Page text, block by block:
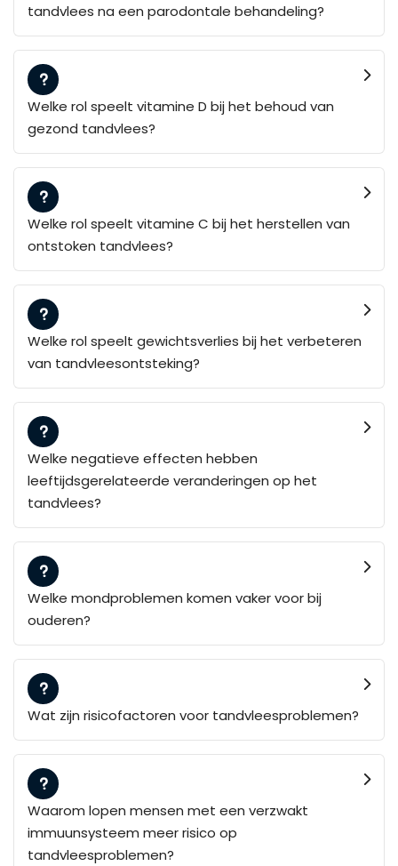
tandvlees na een parodontale behandeling?
Welke rol speelt vitamine D bij het behoud van
gezond tandvlees?
Welke rol speelt vitamine C bij het herstellen van
ontstoken tandvlees?
Welke rol speelt gewichtsverlies bij het verbeteren
van tandvleesontsteking?
Welke negatieve effecten hebben
leeftijdsgerelateerde veranderingen op het
tandvlees?
Welke mondproblemen komen vaker voor bij
ouderen?
Wat zijn risicofactoren voor tandvleesproblemen?
Waarom lopen mensen met een verzwakt
immuunsysteem meer risico op
tandvleesproblemen?